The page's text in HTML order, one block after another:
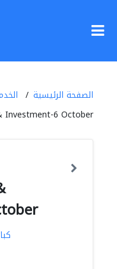
الصفحة الرئيسية
Investment-6 October